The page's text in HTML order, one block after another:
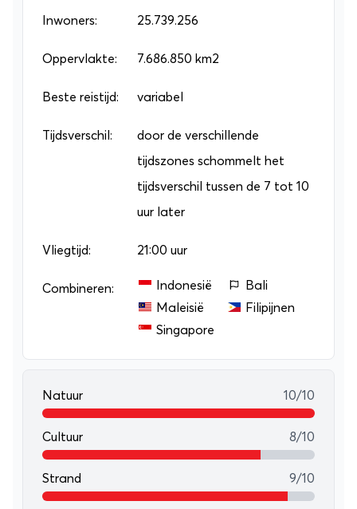
Inwoners: 25.739.256
Oppervlakte: 7.686.850 km2
Beste reistijd: variabel
Tijdsverschil:
door de verschillende
tijdszones schommelt het
tijdsverschil tussen de 7 tot 10
uur later
Vliegtijd: 21:00 uur
Combineren: Indonesië
Bali
Maleisië
Filipijnen
Singapore
Natuur 10/10
Cultuur 8/10
Strand 9/10